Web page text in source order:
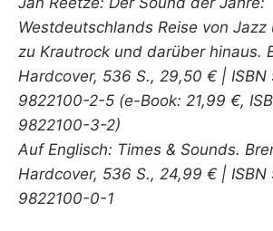
Westdeutschlands Reise von Jazz
zu Krautrock und darüber hinaus.
Hardcover, 536 S., 29,50 € |
9822100-2-5 (e-Book: 21,99 €,
9822100-3-2)
Auf Englisch: Times & Sounds.
Hardcover, 536 S., 24,99 € |
9822100-0-1